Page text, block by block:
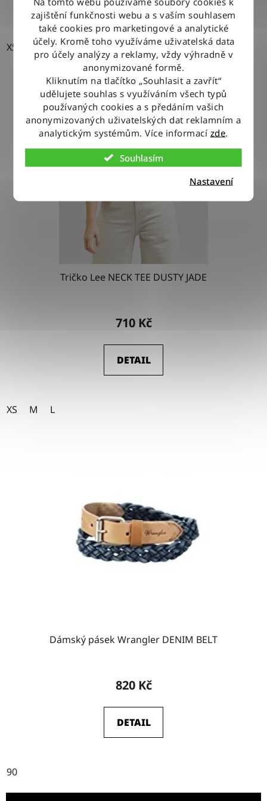
zajištění funkčnosti webu a s vaším souhlasem
také cookies pro marketingové a analytické
účely. Kromě toho využíváme uživatelská data
pro účely analýzy a reklamy, vždy výhradně v
anonymizované formě.
Kliknutím na tlačítko „Souhlasit a zavřít“
udělujete souhlas s využíváním všech typů
používaných cookies a s předáním vašich
anonymizovaných uživatelských dat reklamním a
analytickým systémům. Více informací zde.
Souhlasím
Nastavení
XS
Tričko Lee NECK TEE DUSTY JADE
710 Kč
DETAIL
XS M L
Dámský pásek Wrangler DENIM BELT
820 Kč
DETAIL
90